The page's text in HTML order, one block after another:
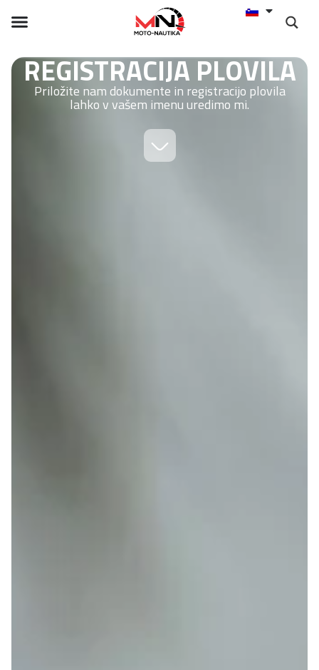
REGISTRACIJA PLOVILA
Priložite nam dokumente in registracijo plovila
lahko v vašem imenu uredimo mi.